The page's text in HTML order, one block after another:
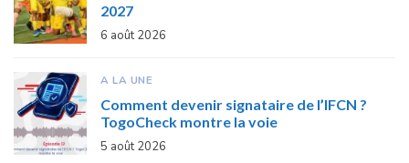
2027
6 août 2026
A LA UNE
Comment devenir signataire de l’IFCN ?
TogoCheck montre la voie
5 août 2026